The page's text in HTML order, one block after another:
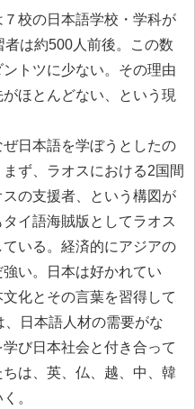
校の日本語学校・学科が
は約500人前後。この数
トツに少ない。その理由
ほとんどない、という現
日本語を学ぼうとしたの
ず、ラオスにおける2国間
の支援者、という構図が
イ語海賊版としてラオス
いる。経済的にアジアの
い。日本は好かれてい
化とその言葉を習得して
日本語人材の需要がな
び日本社会と付き合って
は、英、仏、越、中、韓
。